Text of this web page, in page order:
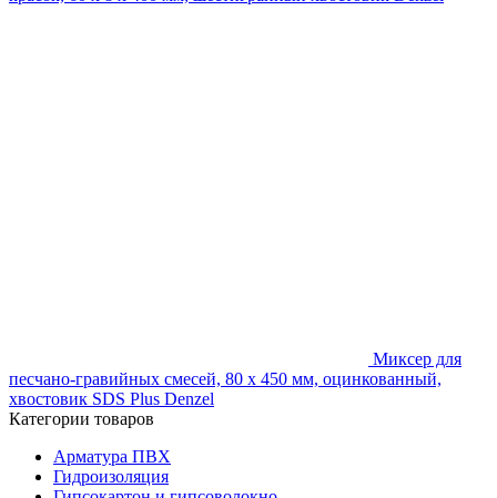
Миксер для
песчано-гравийных смесей, 80 х 450 мм, оцинкованный,
хвостовик SDS Plus Denzel
Категории товаров
Арматура ПВХ
Гидроизоляция